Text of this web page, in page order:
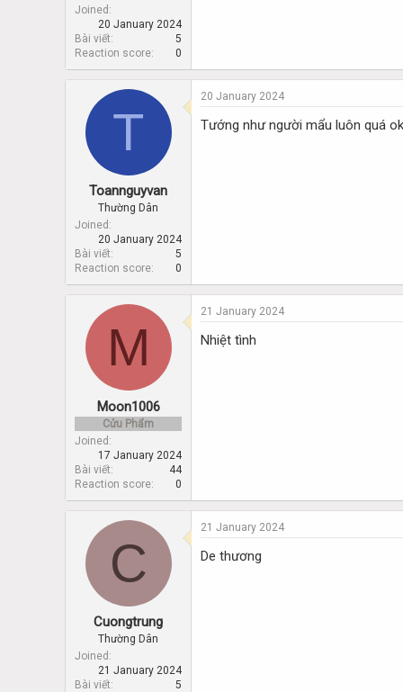
Joined
20 January 2024
Bài viết
5
Reaction score
0
T
Toannguyvan
Thường Dân
Joined
20 January 2024
Bài viết
5
Reaction score
0
20 January 2024
Tướng như người mẩu luôn quá ok
M
Moon1006
Cửu Phẩm
Joined
17 January 2024
Bài viết
44
Reaction score
0
21 January 2024
Nhiệt tình
C
Cuongtrung
Thường Dân
Joined
21 January 2024
Bài viết
5
21 January 2024
De thương